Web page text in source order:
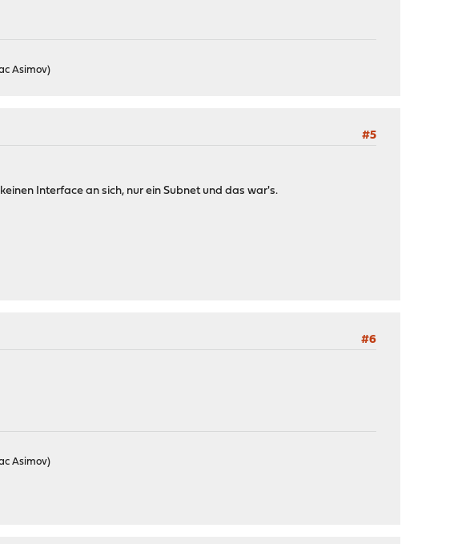
Asimov)
#5
Interface an sich, nur ein Subnet und das war's.
#6
Asimov)